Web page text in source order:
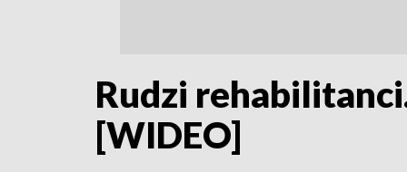
Rudzi
[WIDEO]